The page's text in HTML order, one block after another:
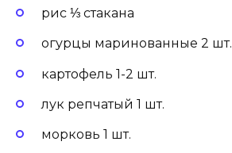
рис ⅓ стакана
огурцы маринованные 2 шт.
картофель 1-2 шт.
лук репчатый 1 шт.
морковь 1 шт.